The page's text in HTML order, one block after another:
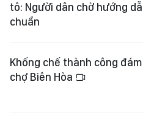
tô: Người dân chờ hướng
chuẩn
Khống chế thành công
chợ Biên Hòa